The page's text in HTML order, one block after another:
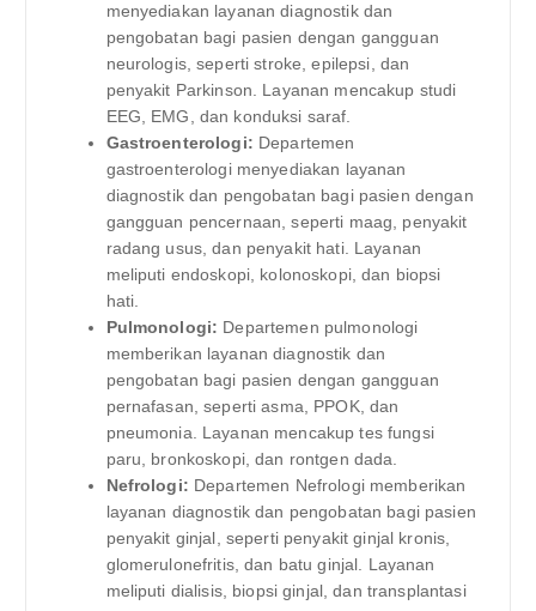
menyediakan layanan diagnostik dan
pengobatan bagi pasien dengan gangguan
neurologis, seperti stroke, epilepsi, dan
penyakit Parkinson. Layanan mencakup studi
EEG, EMG, dan konduksi saraf.
Gastroenterologi: Departemen
gastroenterologi menyediakan layanan
diagnostik dan pengobatan bagi pasien dengan
gangguan pencernaan, seperti maag, penyakit
radang usus, dan penyakit hati. Layanan
meliputi endoskopi, kolonoskopi, dan biopsi
hati.
Pulmonologi: Departemen pulmonologi
memberikan layanan diagnostik dan
pengobatan bagi pasien dengan gangguan
pernafasan, seperti asma, PPOK, dan
pneumonia. Layanan mencakup tes fungsi
paru, bronkoskopi, dan rontgen dada.
Nefrologi: Departemen Nefrologi memberikan
layanan diagnostik dan pengobatan bagi pasien
penyakit ginjal, seperti penyakit ginjal kronis,
glomerulonefritis, dan batu ginjal. Layanan
meliputi dialisis, biopsi ginjal, dan transplantasi